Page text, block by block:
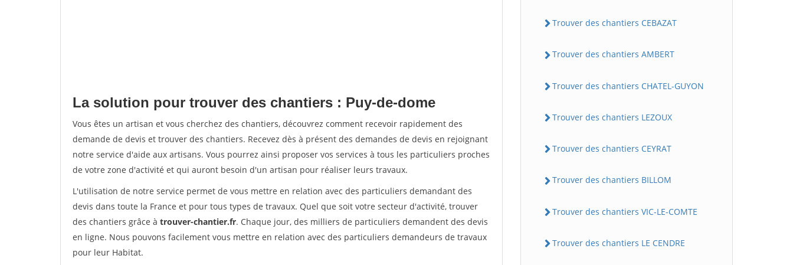
La solution pour trouver des chantiers : Puy-de-dome
Vous êtes un artisan et vous cherchez des chantiers, découvrez comment recevoir rapidement des
demande de devis et trouver des chantiers. Recevez dès à présent des demandes de devis en rejoignant
notre service d'aide aux artisans. Vous pourrez ainsi proposer vos services à tous les particuliers proches
de votre zone d'activité et qui auront besoin d'un artisan pour réaliser leurs travaux.
L'utilisation de notre service permet de vous mettre en relation avec des particuliers demandant des
devis dans toute la France et pour tous types de travaux. Quel que soit votre secteur d'activité, trouver
des chantiers grâce à trouver-chantier.fr. Chaque jour, des milliers de particuliers demandent des devis
en ligne. Nous pouvons facilement vous mettre en relation avec des particuliers demandeurs de travaux
pour leur Habitat.
Trouver des chantiers CEBAZAT
Trouver des chantiers AMBERT
Trouver des chantiers CHATEL-GUYON
Trouver des chantiers LEZOUX
Trouver des chantiers CEYRAT
Trouver des chantiers BILLOM
Trouver des chantiers VIC-LE-COMTE
Trouver des chantiers LE CENDRE